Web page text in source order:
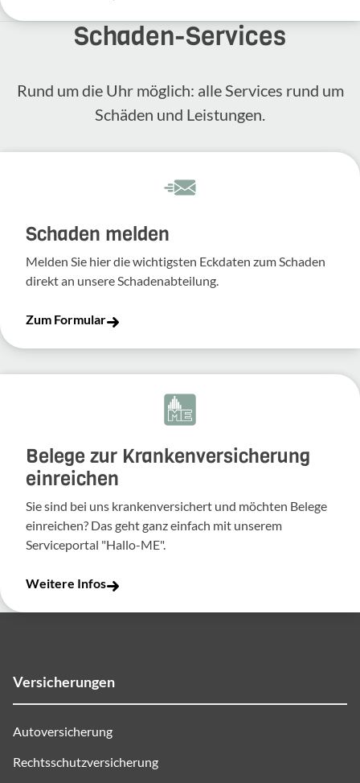
Schaden-​Services
Rund um die Uhr möglich: alle Services rund um
Schäden und Leis­tungen.
Schaden melden
Melden Sie hier die wich­tigsten Eckdaten zum Schaden
direkt an unsere Scha­den­ab­tei­lung.
Zum Formular
Belege zur Krankenversicherung
einreichen
Sie sind bei uns krankenversichert und möchten Belege
einreichen? Das geht ganz einfach mit unserem
Serviceportal "Hallo-ME".
Weitere Infos
Versicherungen
Autoversicherung
Rechtsschutzversicherung